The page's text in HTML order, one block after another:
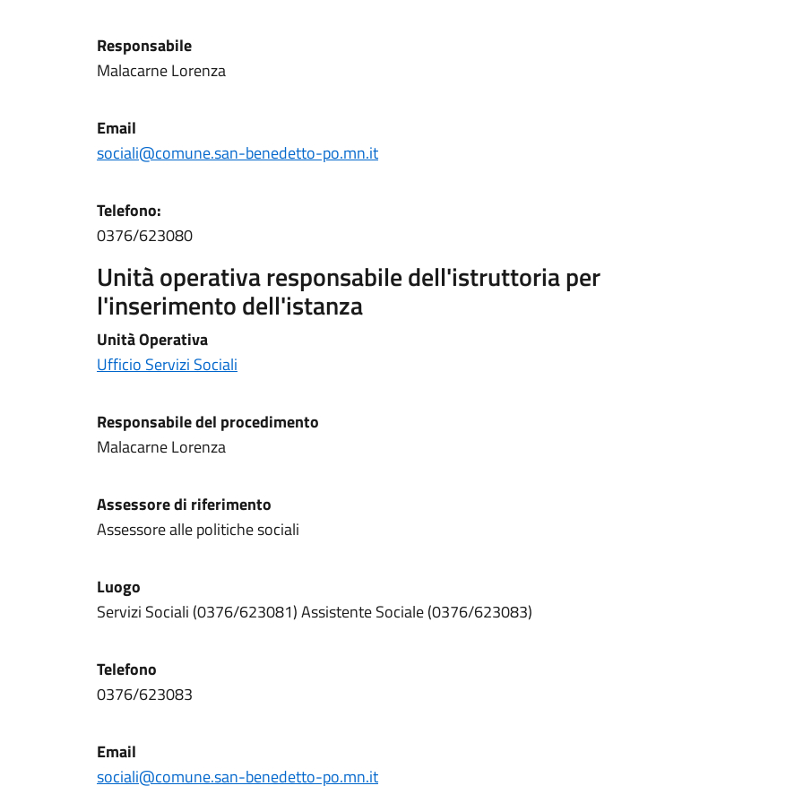
Responsabile
Malacarne Lorenza
Email
sociali@comune.san-benedetto-po.mn.it
Telefono:
0376/623080
Unità operativa responsabile dell'istruttoria per
l'inserimento dell'istanza
Unità Operativa
Ufficio Servizi Sociali
Responsabile del procedimento
Malacarne Lorenza
Assessore di riferimento
Assessore alle politiche sociali
Luogo
Servizi Sociali (0376/623081) Assistente Sociale (0376/623083)
Telefono
0376/623083
Email
sociali@comune.san-benedetto-po.mn.it